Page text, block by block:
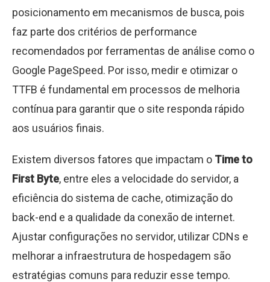
posicionamento em mecanismos de busca, pois
faz parte dos critérios de performance
recomendados por ferramentas de análise como o
Google PageSpeed. Por isso, medir e otimizar o
TTFB é fundamental em processos de melhoria
contínua para garantir que o site responda rápido
aos usuários finais.
Existem diversos fatores que impactam o Time to
First Byte, entre eles a velocidade do servidor, a
eficiência do sistema de cache, otimização do
back-end e a qualidade da conexão de internet.
Ajustar configurações no servidor, utilizar CDNs e
melhorar a infraestrutura de hospedagem são
estratégias comuns para reduzir esse tempo.